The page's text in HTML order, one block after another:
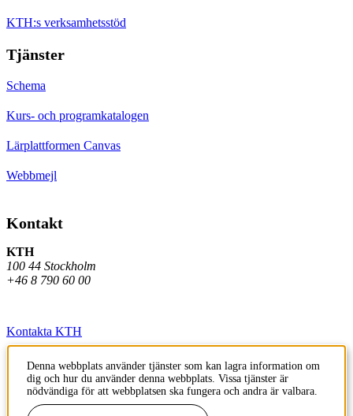
KTH:s verksamhetsstöd
Tjänster
Schema
Kurs- och programkatalogen
Lärplattformen Canvas
Webbmejl
Kontakt
KTH
100 44 Stockholm
+46 8 790 60 00
Kontakta KTH
Jobba på KTH
Press och media
Denna webbplats använder tjänster som kan lagra information om
dig och hur du använder denna webbplats. Vissa tjänster är
nödvändiga för att webbplatsen ska fungera och andra är valbara.